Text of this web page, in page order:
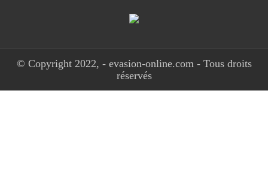
© Copyright 2022, - evasion-online.com - Tous droits
réservés